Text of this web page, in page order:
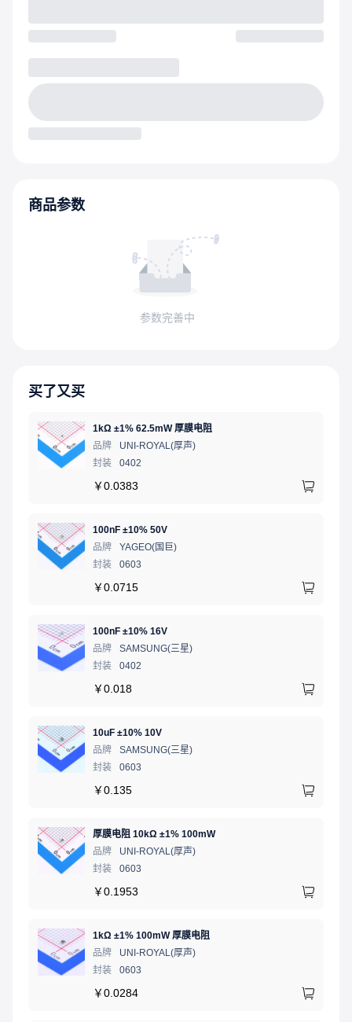
商品参数
参数完善中
买了又买
1kΩ ±1% 62.5mW 厚膜电阻
品牌
UNI-ROYAL(厚声)
封装
0402
￥0.0383
100nF ±10% 50V
品牌
YAGEO(国巨)
封装
0603
￥0.0715
100nF ±10% 16V
品牌
SAMSUNG(三星)
封装
0402
￥0.018
10uF ±10% 10V
品牌
SAMSUNG(三星)
封装
0603
￥0.135
厚膜电阻 10kΩ ±1% 100mW
品牌
UNI-ROYAL(厚声)
封装
0603
￥0.1953
1kΩ ±1% 100mW 厚膜电阻
品牌
UNI-ROYAL(厚声)
封装
0603
￥0.0284